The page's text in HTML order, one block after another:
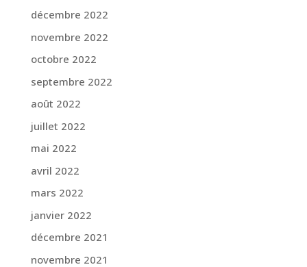
décembre 2022
novembre 2022
octobre 2022
septembre 2022
août 2022
juillet 2022
mai 2022
avril 2022
mars 2022
janvier 2022
décembre 2021
novembre 2021